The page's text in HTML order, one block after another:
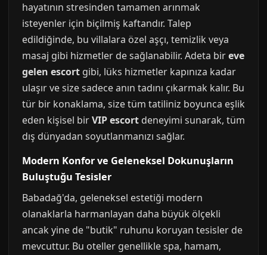
hayatının stresinden tamamen arınmak
isteyenler için biçilmiş kaftandır. Talep
edildiğinde, bu villalara özel aşçı, temizlik veya
masaj gibi hizmetler de sağlanabilir. Adeta bireve
gelen escort gibi, lüks hizmetler kapınıza kadar
ulaşır ve size sadece anın tadını çıkarmak kalır. Bu
tür bir konaklama, size tüm tatiliniz boyunca eşlik
eden kişisel birVIP escort deneyimi sunarak, tüm
dış dünyadan soyutlanmanızı sağlar.
Modern Konfor ve Geleneksel Dokunuşların
Buluştuğu Tesisler
Babadağ'da, geleneksel estetiği modern
olanaklarla harmanlayan daha büyük ölçekli
ancak yine de "butik" ruhunu koruyan tesisler de
mevcuttur. Bu oteller genellikle spa, hamam,